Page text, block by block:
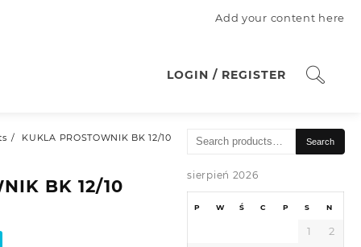
Add your content here
LOGIN / REGISTER
KUKLA PROSTOWNIK BK 12/10
BK 12/10
Search
Search
sierpień 2026
P W Ś C P S N
1
2